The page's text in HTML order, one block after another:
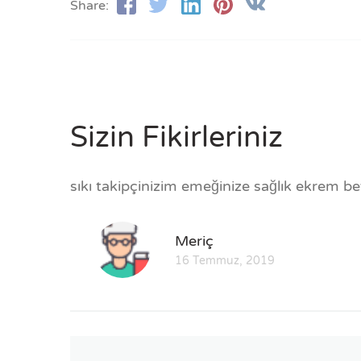
Share:
Sizin Fikirleriniz
sıkı takipçinizim emeğinize sağlık ekrem
Meriç
16 Temmuz, 2019